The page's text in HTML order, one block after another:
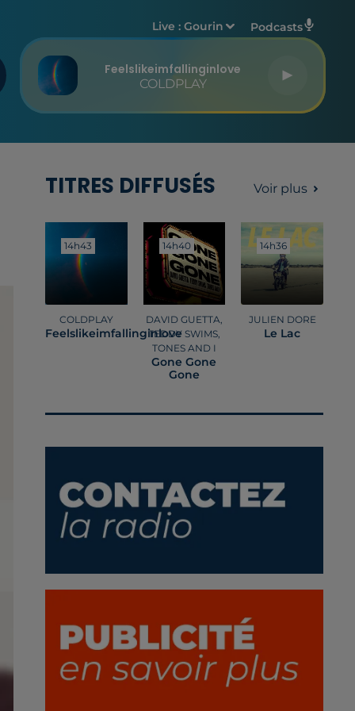
Live :Gourin Podcasts
Feelslikeimfallinginlove
COLDPLAY
TITRES DIFFUSÉS Voir plus
14h43
14h43
COLDPLAY
Feelslikeimfallinginlove
14h40
14h40
DAVID GUETTA,
TEDDY SWIMS,
TONES AND I
Gone Gone
Gone
14h36
14h36
JULIEN DORE
Le Lac